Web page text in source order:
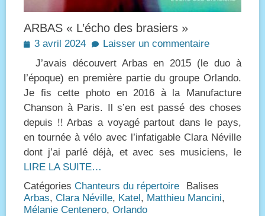
ARBAS « L’écho des brasiers »
Posted
3 avril 2024
Laisser un commentaire
J’avais découvert Arbas en 2015 (le duo à
l’époque) en première partie du groupe Orlando.
Je fis cette photo en 2016 à la Manufacture
Chanson à Paris. Il s’en est passé des choses
depuis !! Arbas a voyagé partout dans le pays,
en tournée à vélo avec l’infatigable Clara Néville
dont j’ai parlé déjà, et avec ses musiciens, le
LIRE LA SUITE…
Catégories Chanteurs du répertoire
Balises
Arbas, Clara Néville, Katel, Matthieu Mancini,
Mélanie Centenero, Orlando